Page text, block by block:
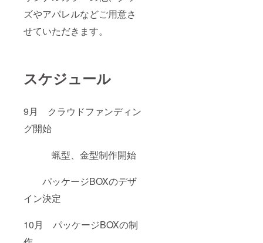
ズやアパレルなどご用意さ
せていただきます。
スケジュール
9月 クラウドファンディン
グ開始
蝋型、金型制作開始
パッケージBOXのデザ
イン決定
10月 パッケージBOXの制